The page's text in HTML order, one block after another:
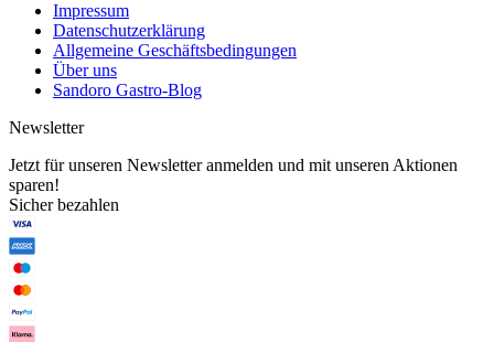
Impressum
Datenschutzerklärung
Allgemeine Geschäftsbedingungen
Über uns
Sandoro Gastro-Blog
Newsletter
Jetzt für unseren Newsletter anmelden und mit unseren Aktionen
sparen!
Sicher bezahlen